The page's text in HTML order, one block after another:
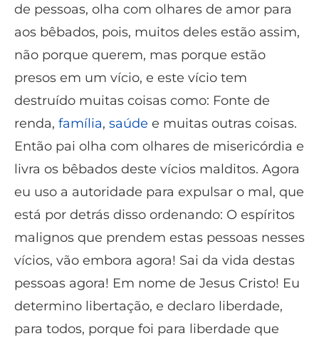
de pessoas, olha com olhares de amor para
aos bêbados, pois, muitos deles estão assim,
não porque querem, mas porque estão
presos em um vício, e este vício tem
destruído muitas coisas como: Fonte de
renda, família, saúde e muitas outras coisas.
Então pai olha com olhares de misericórdia e
livra os bêbados deste vícios malditos. Agora
eu uso a autoridade para expulsar o mal, que
está por detrás disso ordenando: O espíritos
malignos que prendem estas pessoas nesses
vícios, vão embora agora! Sai da vida destas
pessoas agora! Em nome de Jesus Cristo! Eu
determino libertação, e declaro liberdade,
para todos, porque foi para liberdade que